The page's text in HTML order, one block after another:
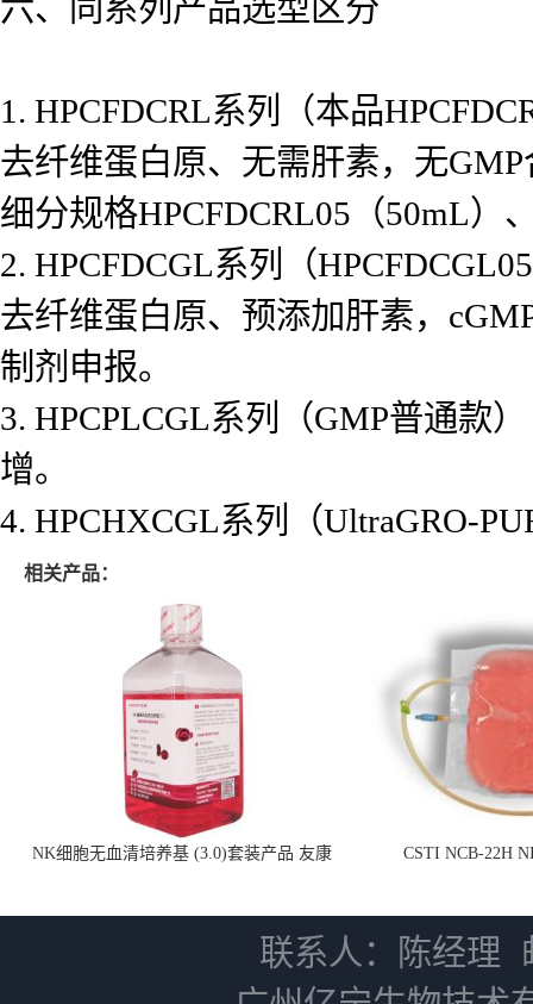
六、同系列产品选型区分
1. HPCFDCRL系列（本品
去纤维蛋白原、无需肝素，无
细分规格HPCFDCRL05（50mL）
2. HPCFDCGL系列（
去纤维蛋白原、预添加肝素，
制剂申报。
3. HPCPLCGL系列（GMP普通款
增。
4. HPCHXCGL系列（UltraGRO-
相关产品：
NK细胞无血清培养基 (3.0)套装产品 友康
CSTI NCB-22H
联系人：陈经理